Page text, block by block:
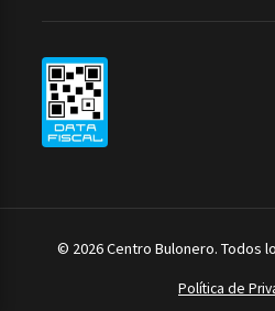
© 2026 Centro Bulonero. Todos
Política de